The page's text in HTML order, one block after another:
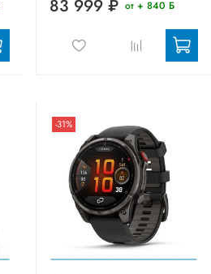
83 999 ₽ от + 840 Б
-31%